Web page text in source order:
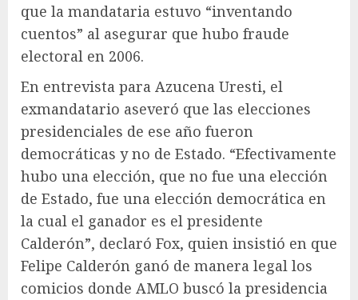
que la mandataria estuvo “inventando
cuentos” al asegurar que hubo fraude
electoral en 2006.
En entrevista para Azucena Uresti, el
exmandatario aseveró que las elecciones
presidenciales de ese año fueron
democráticas y no de Estado. “Efectivamente
hubo una elección, que no fue una elección
de Estado, fue una elección democrática en
la cual el ganador es el presidente
Calderón”, declaró Fox, quien insistió en que
Felipe Calderón ganó de manera legal los
comicios donde AMLO buscó la presidencia